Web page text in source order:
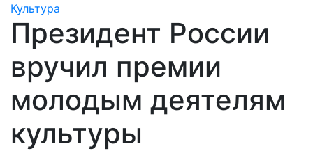
Культура
Президент России
вручил премии
молодым деятелям
культуры